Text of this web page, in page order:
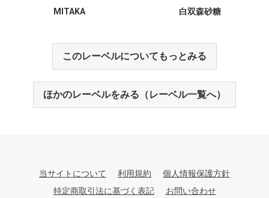
MITAKA 白双森砂糖
このレーベルについてもっとみる
ほかのレーベルをみる（レーベル一覧へ）
当サイトについて 利用規約
個人情報保護方針
特定商取引法に基づく表記
お問い合わせ